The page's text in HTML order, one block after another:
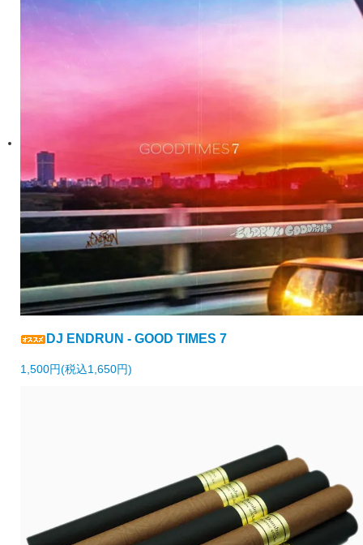
DJ ENDRUN - GOOD TIMES 7
1,500円(税込1,650円)